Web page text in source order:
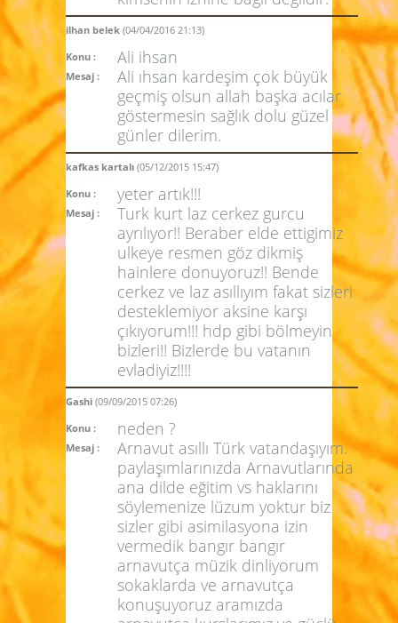
ilhan belek (04/04/2016 21:13)
Konu :
Ali ihsan
Mesaj :
Ali ıhsan kardeşim çok büyük
geçmiş olsun allah başka acılar
göstermesin sağlık dolu güzel
günler dilerim.
kafkas kartalı (05/12/2015 15:47)
Konu :
yeter artık!!!
Mesaj :
Turk kurt laz cerkez gurcu
ayrılıyor!! Beraber elde ettigimiz
ulkeye resmen göz dikmiş
hainlere donuyoruz!! Bende
cerkez ve laz asıllıyım fakat sizleri
desteklemiyor aksine karşı
çıkıyorum!!! hdp gibi bölmeyin
bizleri!! Bizlerde bu vatanın
evladiyiz!!!!
Gashi (09/09/2015 07:26)
Konu :
neden ?
Mesaj :
Arnavut asıllı Türk vatandaşıyım.
paylaşımlarınızda Arnavutlarında
ana dilde eğitim vs haklarını
söylemenize lüzum yoktur biz
sizler gibi asimilasyona izin
vermedik bangır bangır
arnavutça müzik dinliyorum
sokaklarda ve arnavutça
konuşuyoruz aramızda